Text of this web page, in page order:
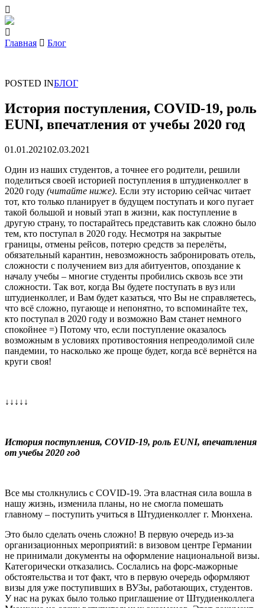
Главная Блог
POSTED INБЛОГ
История поступления, COVID-19, роль
EUNI, впечатления от учебы 2020 год
01.01.202102.03.2021
Один из наших студентов, а точнее его родители, решили
поделиться своей историей поступления в штудиенколлег в
2020 году (читайте ниже). Если эту историю сейчас читает
тот, кто только планирует в будущем поступать и кого пугает
такой большой и новый этап в жизни, как поступление в
другую страну, то постарайтесь представить как сложно было
тем, кто поступал в 2020 году. Несмотря на закрытые
границы, отмены рейсов, потерю средств за перелёты,
обязательный карантин, невозможность забронировать отель,
сложности с получением виз для абитуентов, опоздание к
началу учебы – многие студенты пробились сквозь все эти
сложности. Так вот, когда Вы будете поступать в вуз или
штудиенколлег, и Вам будет казаться, что Вы не справляетесь,
что всё сложно, пугающе и непонятно, то вспоминайте тех,
кто поступал в 2020 году и возможно Вам станет немного
спокойнее =) Потому что, если поступление оказалось
возможным в условиях противостояния непреодолимой силе
пандемии, то насколько же проще будет, когда всё вернётся на
круги своя!
↓↓↓↓↓
История поступления, COVID-19, роль EUNI, впечатления
от учебы 2020 год
Все мы столкнулись с COVID-19. Эта властная сила вошла в
нашу жизнь, изменила планы, но не смогла помешать
главному – поступить учиться в Штудиенколлег г. Мюнхена.
Это было сделать очень сложно! В первую очередь из-за
организационных мероприятий: в визовом центре Германии
не принимали документы на оформление национальной визы.
Категорически отказались. Сослались на форс-мажорные
обстоятельства и тот факт, что в первую очередь оформляют
визы для уже поступивших в ВУЗы, работающих, студентов.
У нас на руках было только приглашение от Штудиенколлега